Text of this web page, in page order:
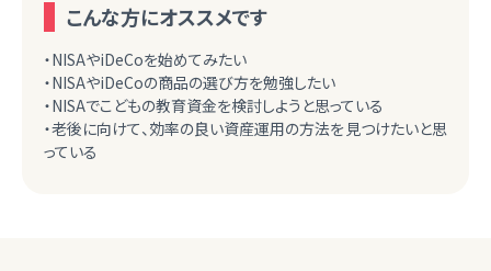
こんな方にオススメです
・NISAやiDeCoを始めてみたい
・NISAやiDeCoの商品の選び方を勉強したい
・NISAでこどもの教育資金を検討しようと思っている
・老後に向けて、効率の良い資産運用の方法を見つけたいと思
っている